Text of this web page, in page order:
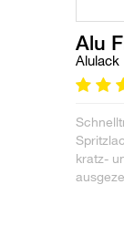
Alu
Alulack
kratz-